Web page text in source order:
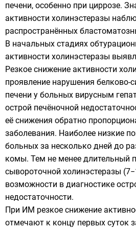
печени, особенно при циррозе.
активности холинэстеразы
распространённых
В начальных стадиях
активности холинэстеразы
Резкое снижение активности
проявление нарушения белково-
печени у больных вирусным
острой печёночной
её снижения обратно
заболевания. Наиболее низкие
больных за несколько дней до
комы. Тем не менее длительный
сывороточной холинэстеразы
возможности в диагностике
недостаточности.
При ИМ резкое снижение
отмечают к концу первых суток